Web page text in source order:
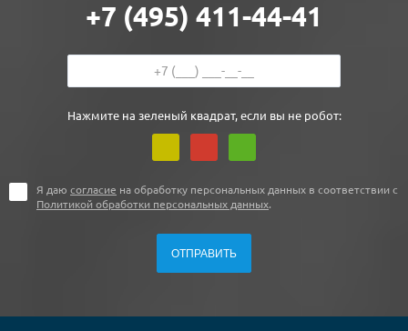
+7 (495) 411-44-41
Нажмите на зеленый квадрат, если вы не робот:
Я даю согласие на обработку персональных данных в соответствии с
Политикой обработки персональных данных.